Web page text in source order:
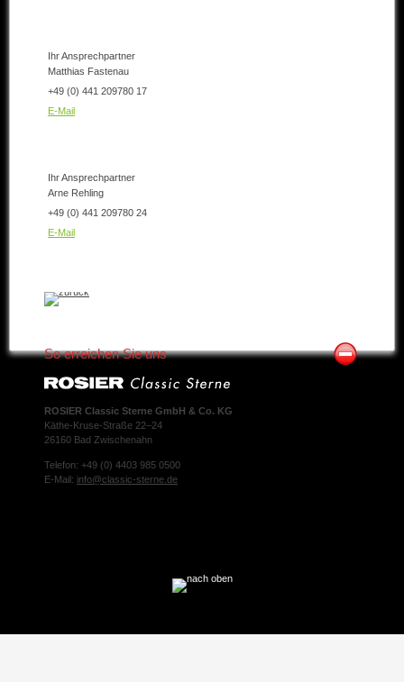
Ihr Ansprechpartner
Matthias Fastenau
+49 (0) 441 209780 17
E-Mail
Ihr Ansprechpartner
Arne Rehling
+49 (0) 441 209780 24
E-Mail
So erreichen Sie uns
ROSIER Classic Sterne GmbH & Co. KG
Käthe-Kruse-Straße 22–24
26160 Bad Zwischenahn
Telefon: +49 (0) 4403 985 0500
E-Mail: info@classic-sterne.de